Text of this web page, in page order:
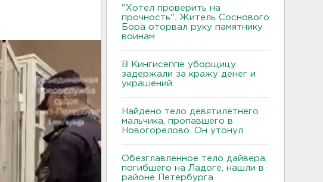
"Хотел проверить на
прочность". Житель Соснового
Бора оторвал руку памятнику
воинам
В Кингисеппе уборщицу
задержали за кражу денег и
украшений
Найдено тело девятилетнего
мальчика, пропавшего в
Новогорелово. Он утонул
Обезглавленное тело дайвера,
погибшего на Ладоге, нашли в
районе Петербурга